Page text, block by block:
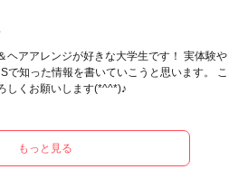
ヘアアレンジが好きな大学生です！ 実体験や
で知った情報を書いていこうと思います。 こ
しくお願いします(*^^*)♪
もっと見る